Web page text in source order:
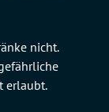
nicht.
erlaubt.